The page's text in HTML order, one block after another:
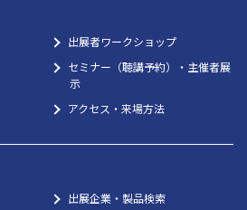
出展者ワークショップ
セミナー（聴講予約）・主催者展
示
アクセス・来場方法
出展企業・製品検索